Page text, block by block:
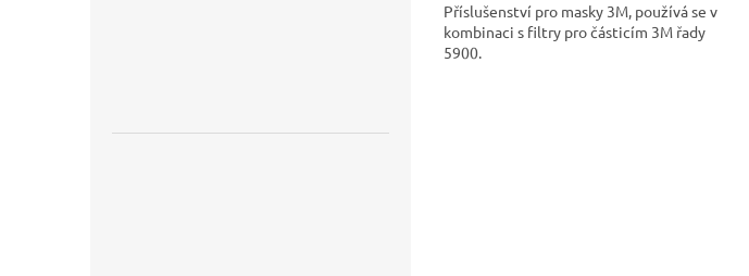
Příslušenství pro masky 3M, používá se v
kombinaci s filtry pro částicím 3M řady
5900.